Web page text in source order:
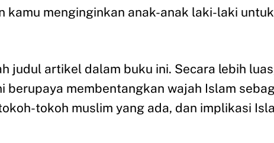
kamu menginginkan anak-anak laki-laki
judul artikel dalam buku ini. Secara lebih
berupaya membentangkan wajah Islam
tokoh muslim yang ada, dan implikasi